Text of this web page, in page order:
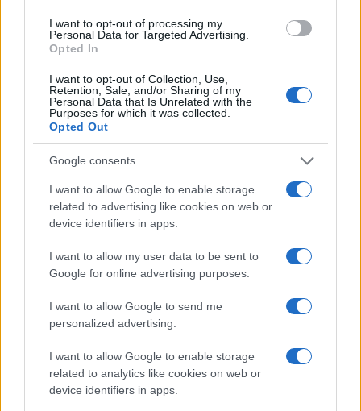
I want to opt-out of processing my
Personal Data for Targeted Advertising.
Opted In
I want to opt-out of Collection, Use,
Retention, Sale, and/or Sharing of my
Personal Data that Is Unrelated with the
Purposes for which it was collected.
Opted Out
Google consents
I want to allow Google to enable storage
related to advertising like cookies on web or
device identifiers in apps.
I want to allow my user data to be sent to
Google for online advertising purposes.
I want to allow Google to send me
personalized advertising.
I want to allow Google to enable storage
related to analytics like cookies on web or
device identifiers in apps.
Continua a leggere
LIFESTYLE
Esplorare il Giardino delle Meraviglie: piante
straordinarie e lezioni di vita